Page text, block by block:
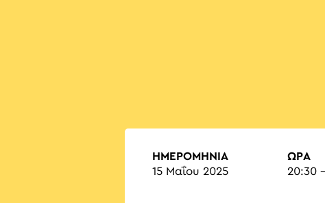
ΗΜΕΡΟΜΗΝΙΑ
15 Μαΐου 2025
ΏΡΑ
20:30